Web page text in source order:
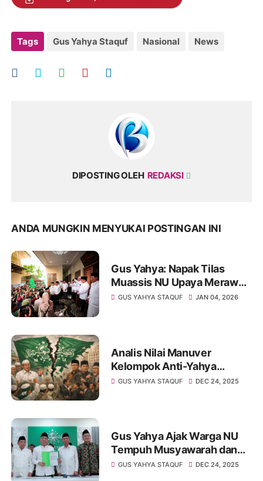
Tags Gus Yahya Staquf Nasional News
DIPOSTING OLEH REDAKSI
ANDA MUNGKIN MENYUKAI POSTINGAN INI
Gus Yahya: Napak Tilas
Muassis NU Upaya Merawat
Mandat Peradaban
GUS YAHYA STAQUF JAN 04, 2026
Analis Nilai Manuver
Kelompok Anti-Yahya
Staquf Berujung Blunder
GUS YAHYA STAQUF DEC 24, 2025
Gus Yahya Ajak Warga NU
Tempuh Musyawarah dan
Siapkan Muktamar yang Sah
GUS YAHYA STAQUF DEC 24, 2025